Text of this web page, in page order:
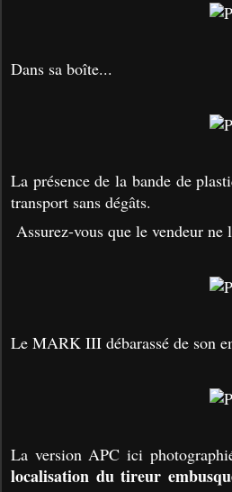
Dans sa boîte...
La présence de la bande de
transport sans dégâts.
Assurez-vous que le vendeur
Le MARK III débarassé de son
La version APC ici
localisation du tireur